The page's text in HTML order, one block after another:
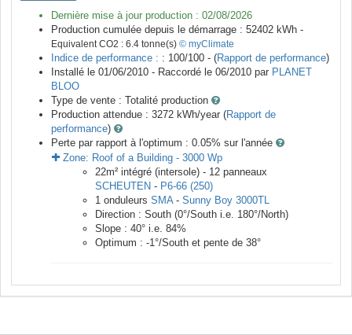
Dernière mise à jour production : 02/08/2026
Production cumulée depuis le démarrage : 52402 kWh -
Equivalent CO2 : 6.4 tonne(s) © myClimate
Indice de performance : : 100/100 - (Rapport de performance)
Installé le 01/06/2010 - Raccordé le 06/2010 par PLANET
BLOO
Type de vente : Totalité production
Production attendue : 3272 kWh/year (Rapport de
performance)
Perte par rapport à l'optimum : 0.05% sur l'année
Zone: Roof of a Building - 3000 Wp
22m² intégré (intersole) - 12 panneaux
SCHEUTEN - P6-66 (250)
1 onduleurs SMA- Sunny Boy 3000TL
Direction : South (0°/South i.e. 180°/North)
Slope : 40° i.e. 84%
Optimum : -1°/South et pente de 38°